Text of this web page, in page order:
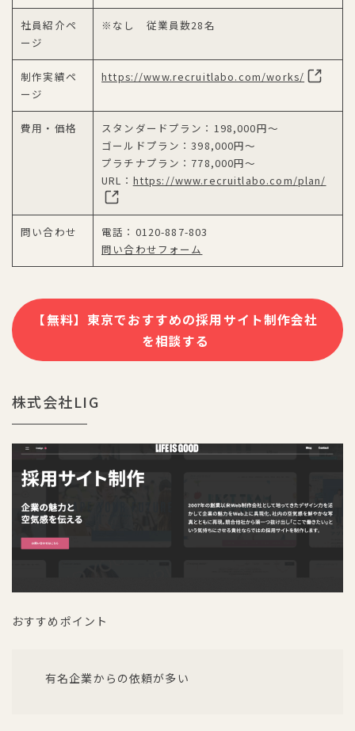
社員紹介ペ
ージ
※なし ​​従業員数28名
制作実績ペ
ージ
https://www.recruitlabo.com/works/
費用・価格
スタンダードプラン：198,000円～
ゴールドプラン：398,000円～
プラチナプラン：778,000円～
URL： https://www.recruitlabo.com/plan/
問い合わせ
電話：0120-887-803
問い合わせフォーム
【無料】東京でおすすめの採用サイト制作会社
を相談する
株式会社LIG
おすすめポイント
有名企業からの依頼が多い